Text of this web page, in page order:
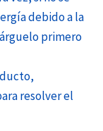
debido a la
primero
resolver el